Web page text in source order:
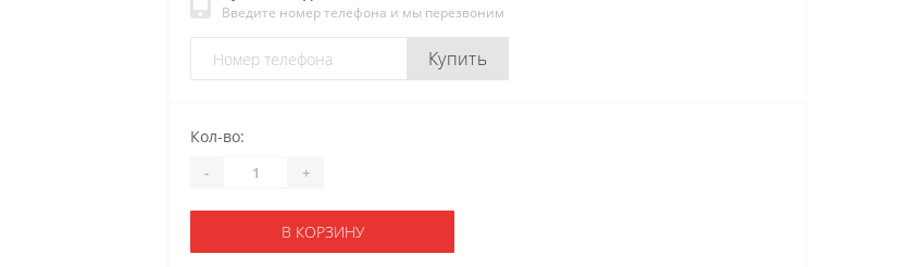
Введите номер телефона и мы перезвоним
Купить
Кол-во:
- +
В КОРЗИНУ